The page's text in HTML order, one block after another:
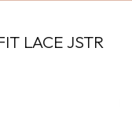
LACE JSTR